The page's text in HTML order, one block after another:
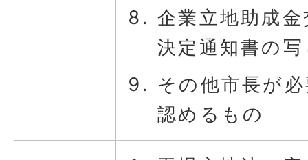
企業立地助成金
決定通知書の
その他市長が
認めるもの